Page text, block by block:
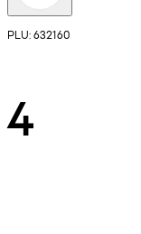
PLU: 632160
4